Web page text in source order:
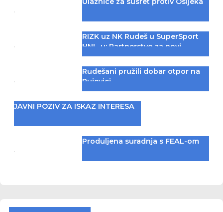
RIZK uz NK Rudeš u SuperSport
HNL-u: Partnerstvo za novi
iskorak među najboljima
Rudešani pružili dobar otpor na
Rujevici
JAVNI POZIV ZA ISKAZ INTERESA
Produljena suradnja s FEAL-om